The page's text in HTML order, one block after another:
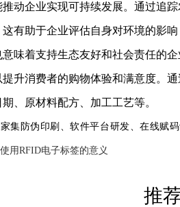
动企业实现可持续发展。通过追
有助于企业评估自身对环境的影
味着支持生态友好和社会责任的
升消费者的购物体验和满意度。
、原材料配方、加工工艺等。
集防伪印刷、软件平台研发、在线赋
用RFID电子标签的意义
推